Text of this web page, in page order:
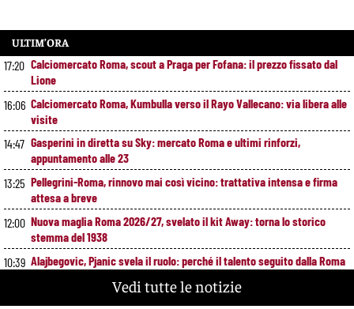
ULTIM’ORA
17:20 Calciomercato Roma, scout a Praga per Fofana: il prezzo fissato dal
Lione
16:06 Calciomercato Roma, Kumbulla verso il Rayo Vallecano: via libera alle
visite
14:47 Gasperini in diretta su Sky: mercato Roma e ultimi rinforzi,
appuntamento alle 23
13:25 Pellegrini-Roma, rinnovo mai così vicino: trattativa intensa e firma
attesa a breve
12:00 Nuova maglia Roma 2026/27, svelato il kit Away: torna lo storico
stemma del 1938
10:39 Alajbegovic, Pjanic svela il ruolo: perché il talento seguito dalla Roma
Vedi tutte le notizie